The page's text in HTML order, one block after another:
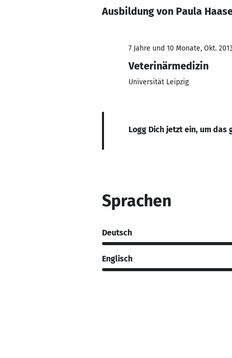
Ausbildung von Paula
7 Jahre und 10 Monate, Okt.
Veterinärmedizin
Universität Leipzig
Logg Dich jetzt ein, um das
Sprachen
Deutsch
Englisch